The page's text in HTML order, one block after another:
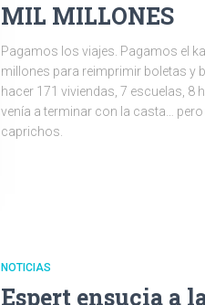
MIL MILLONES
Pagamos los viajes. Pagamos el
millones para reimprimir boletas y
hacer 171 viviendas, 7 escuelas, 8
venía a terminar con la casta…
caprichos.
NOTICIAS
Espert ensucia a